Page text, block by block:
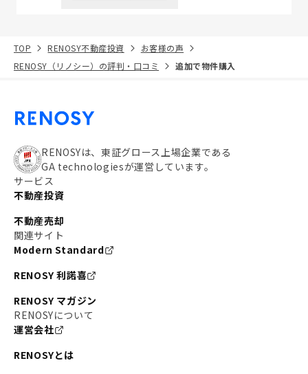
TOP RENOSY不動産投資
お客様の声
RENOSY（リノシー）の評判・口コミ
追加で物件購入
RENOSYは、東証グロース上場企業である
GA technologiesが運営しています。
サービス
不動産投資
不動産売却
関連サイト
Modern Standard
RENOSY 利諾喜
RENOSY マガジン
RENOSYについて
運営会社
RENOSYとは